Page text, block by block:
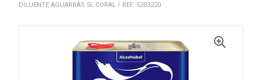
DILUENTE AGUARRÁS 5L CORAL / REF. 5203220